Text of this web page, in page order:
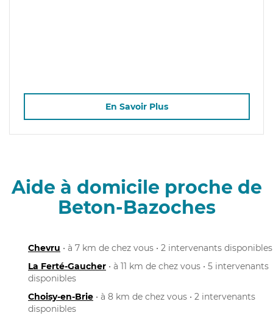
En Savoir Plus
Aide à domicile proche de
Beton-Bazoches
Chevru • à 7 km de chez vous • 2 intervenants disponibles
La Ferté-Gaucher • à 11 km de chez vous • 5 intervenants
disponibles
Choisy-en-Brie • à 8 km de chez vous • 2 intervenants
disponibles